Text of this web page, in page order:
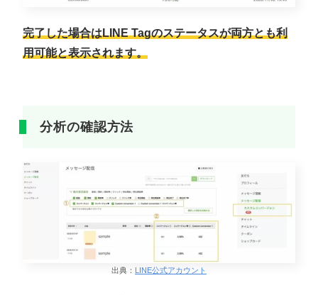
完了した場合はLINE Tagのステータスが両方とも利
用可能と表示されます。
分析の確認方法
出典： LINE公式アカウント